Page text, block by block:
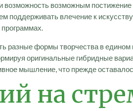
возможным постижение
поддерживать влечение к
формы творчества в едином
оригинальные гибридные
мышление, что прежде
на